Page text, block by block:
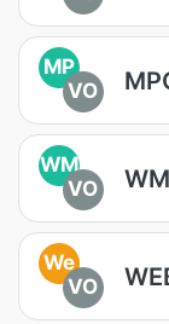
MP
VO
WM
VO
We
VO